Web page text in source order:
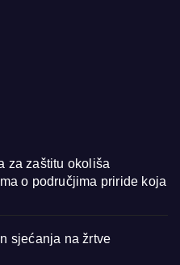
za zaštitu okoliša
o područjima priride koja
sjećanja na žrtve